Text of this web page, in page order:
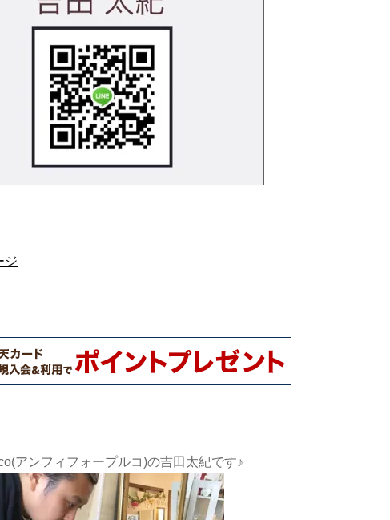
ジ
アンフィフォープルコ)の吉田太紀です♪